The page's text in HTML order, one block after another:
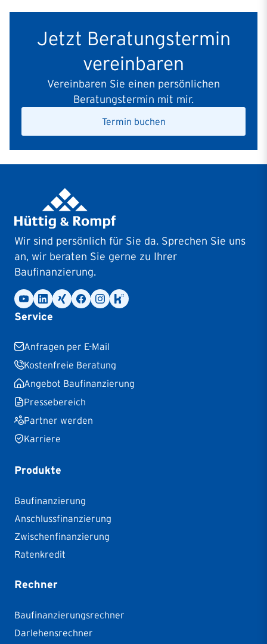
Jetzt Beratungstermin
vereinbaren
Vereinbaren Sie einen persönlichen
Beratungstermin mit mir.
Termin buchen
Wir sind persönlich für Sie da. Sprechen Sie uns
an, wir beraten Sie gerne zu Ihrer
Baufinanzierung.
Service
Anfragen per E-Mail
Kostenfreie Beratung
Angebot Baufinanzierung
Pressebereich
Partner werden
Karriere
Produkte
Baufinanzierung
Anschlussfinanzierung
Zwischenfinanzierung
Ratenkredit
Rechner
Baufinanzierungsrechner
Darlehensrechner